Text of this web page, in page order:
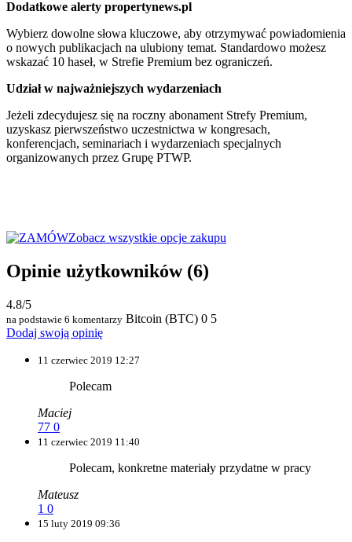
Dodatkowe alerty propertynews.pl
Wybierz dowolne słowa kluczowe, aby otrzymywać powiadomienia
o nowych publikacjach na ulubiony temat. Standardowo możesz
wskazać 10 haseł, w Strefie Premium bez ograniczeń.
Udział w najważniejszych wydarzeniach
Jeżeli zdecydujesz się na roczny abonament Strefy Premium,
uzyskasz pierwszeństwo uczestnictwa w kongresach,
konferencjach, seminariach i wydarzeniach specjalnych
organizowanych przez Grupę PTWP.
Zobacz wszystkie opcje zakupu
Opinie użytkowników (6)
4.8/5
na podstawie 6 komentarzy Bitcoin (BTC) 0 5
Dodaj swoją opinię
11 czerwiec 2019 12:27
Polecam
Maciej
77 0
11 czerwiec 2019 11:40
Polecam, konkretne materiały przydatne w pracy
Mateusz
1 0
15 luty 2019 09:36